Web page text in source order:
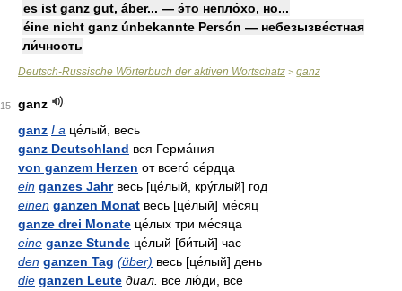
es ist ganz gut, áber... — э́то непло́хо, но...
éine nicht ganz únbekannte Persón — небезызве́стная
ли́чность
Deutsch-Russische Wörterbuch der aktiven Wortschatz > ganz
15
ganz
ganz I a це́лый, весь
ganz Deutschland вся Герма́ния
von ganzem Herzen от всего́ се́рдца
ein ganzes Jahrвесь [це́лый, кру́глый] год
einen ganzen Monat весь [це́лый] ме́сяц
ganze drei Monate це́лых три ме́сяца
eine ganze Stunde це́лый [би́тый] час
den ganzen Tag (über) весь [це́лый] день
die ganzen Leute диал. все лю́ди, все